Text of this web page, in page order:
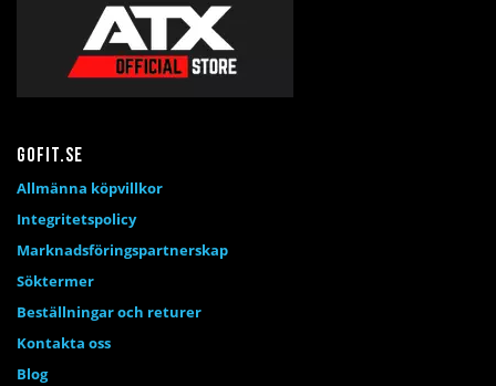
Gofit.se
Allmänna köpvillkor
Integritetspolicy
Marknadsföringspartnerskap
Söktermer
Beställningar och returer
Kontakta oss
Blog